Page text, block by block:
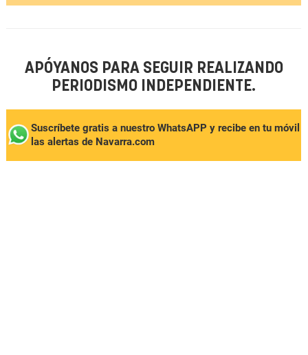
APÓYANOS PARA SEGUIR REALIZANDO
PERIODISMO INDEPENDIENTE.
Suscríbete gratis a nuestro WhatsAPP y recibe en tu móvil
las alertas de Navarra.com